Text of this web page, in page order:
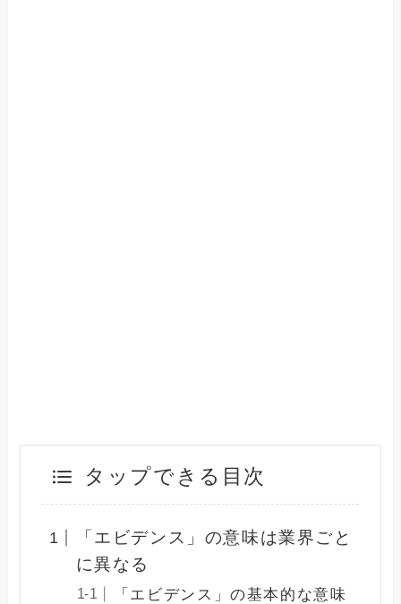
タップできる目次
「エビデンス」の意味は業界ごと
に異なる
「エビデンス」の基本的な意味